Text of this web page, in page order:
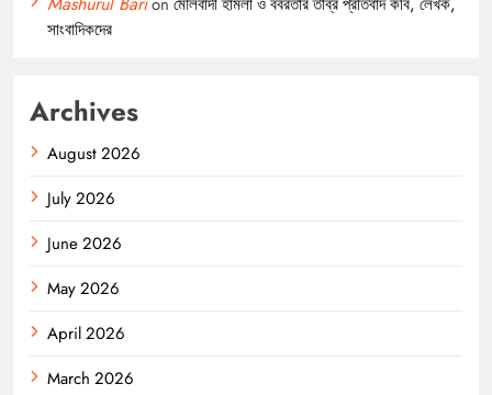
সাংবাদিকদের
Archives
August 2026
July 2026
June 2026
May 2026
April 2026
March 2026